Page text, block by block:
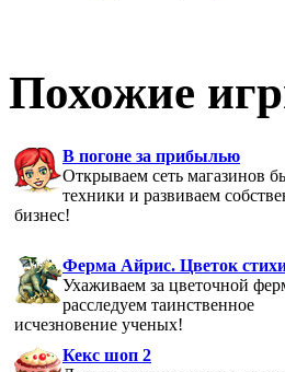
Похожие
В погоне за прибылью
Открываем сеть магазинов
техники и развиваем
бизнес!
Ферма Айрис. Цветок
Ухаживаем за цветочной
расследуем таинственное
исчезновение ученых!
Кекс шоп 2